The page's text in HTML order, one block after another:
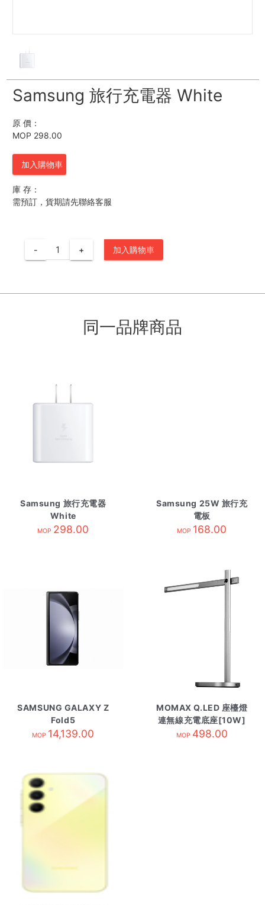
Samsung 旅行充電器 White
原 價：
MOP 298.00
加入購物車
庫 存：
需預訂，貨期請先聯絡客服
- + 加入購物車
同一品牌商品
Samsung 旅行充電器
White
MOP 298.00
Samsung 25W 旅行充
電板
MOP 168.00
SAMSUNG GALAXY Z
Fold5
12GB+256GB/5G版 霧
MOP 14,139.00
MOMAX Q.LED 座檯燈
連無線充電底座[10W]
太空灰
MOP 498.00